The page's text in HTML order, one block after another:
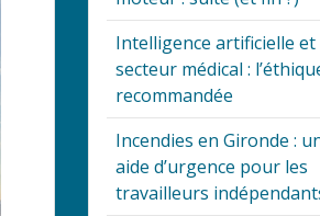
Intelligence artificielle et
secteur médical :
recommandée
Incendies en Gironde :
aide d’urgence pour les
travailleurs